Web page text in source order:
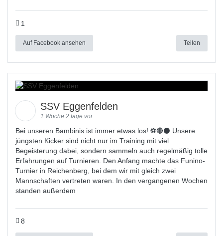
1
Auf Facebook ansehen Teilen
SSV Eggenfelden
1 Woche 2 tage vor
Bei unseren Bambinis ist immer etwas los! ⚽️🔴⚫ Unsere
jüngsten Kicker sind nicht nur im Training mit viel
Begeisterung dabei, sondern sammeln auch regelmäßig tolle
Erfahrungen auf Turnieren. Den Anfang machte das Funino-
Turnier in Reichenberg, bei dem wir mit gleich zwei
Mannschaften vertreten waren. In den vergangenen Wochen
standen außerdem
8